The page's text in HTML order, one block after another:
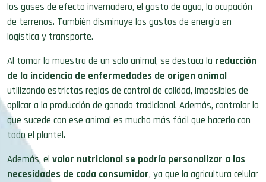
los gases de efecto invernadero, el gasto de agua, la ocupación
de terrenos. También disminuye los gastos de energía en
logística y transporte.
Al tomar la muestra de un solo animal, se destaca la reducción
de la incidencia de enfermedades de origen animal
utilizando estrictas reglas de control de calidad, imposibles de
aplicar a la producción de ganado tradicional. Además, controlar lo
que sucede con ese animal es mucho más fácil que hacerlo con
todo el plantel.
Además, el valor nutricional se podría personalizar a las
necesidades de cada consumidor, ya que la agricultura celular